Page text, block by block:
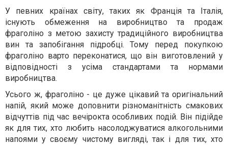
У певних країнах світу, таких як Франція та Італія,
існують обмеження на виробництво та продаж
фраголіно з метою захисту традиційного виробництва
вин та запобігання підробці. Тому перед покупкою
фраголіно варто переконатися, що він виготовлений у
відповідності з усіма стандартами та нормами
виробництва.
Усього ж, фраголіно - це дуже цікавий та оригінальний
напій, який може доповнити різноманітність смакових
відчуттів під час вечірокта особливих подій. Він підійде
як для тих, хто любить насолоджуватися алкогольними
напоями у своєму чистому вигляді, так і для тих, хто